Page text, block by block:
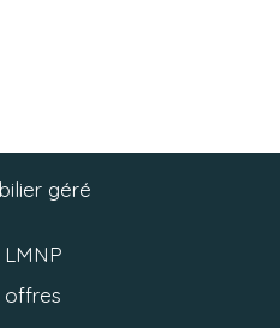
géré
LMNP
offres